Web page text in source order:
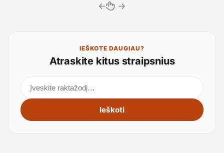
← →
IEŠKOTE DAUGIAU?
Atraskite kitus straipsnius
Ieškoti